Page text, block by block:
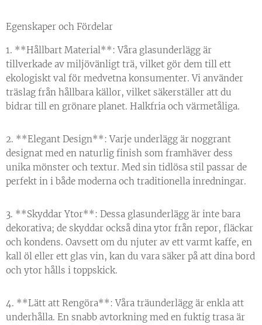
Egenskaper och Fördelar
1. **Hållbart Material**: Våra glasunderlägg är
tillverkade av miljövänligt trä, vilket gör dem till ett
ekologiskt val för medvetna konsumenter. Vi använder
träslag från hållbara källor, vilket säkerställer att du
bidrar till en grönare planet. Halkfria och värmetåliga.
2. **Elegant Design**: Varje underlägg är noggrant
designat med en naturlig finish som framhäver dess
unika mönster och textur. Med sin tidlösa stil passar de
perfekt in i både moderna och traditionella inredningar.
3. **Skyddar Ytor**: Dessa glasunderlägg är inte bara
dekorativa; de skyddar också dina ytor från repor, fläckar
och kondens. Oavsett om du njuter av ett varmt kaffe, en
kall öl eller ett glas vin, kan du vara säker på att dina bord
och ytor hålls i toppskick.
4. **Lätt att Rengöra**: Våra träunderlägg är enkla att
underhålla. En snabb avtorkning med en fuktig trasa är